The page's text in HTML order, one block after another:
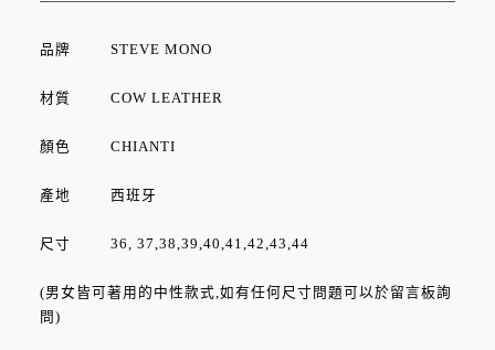
品牌 STEVE MONO
材質 COW LEATHER
顏色 CHIANTI
產地 西班牙
尺寸 36, 37,38,39,40,41,42,43,44
(男女皆可著用的中性款式,如有任何尺寸問題可以於留言板詢
問)